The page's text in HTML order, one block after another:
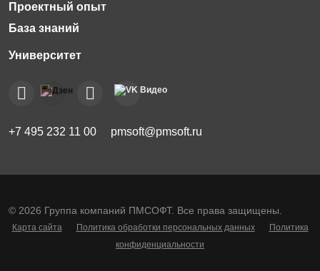
Проектный опыт
База знаний
+7 495 232 11 00 pmsoft@pmsoft.ru
© 2026 Группа компаний ПМСОФТ. Все права защищены.
Карта сайта Политика обработки персональных данных
Политика
конфиденциальности